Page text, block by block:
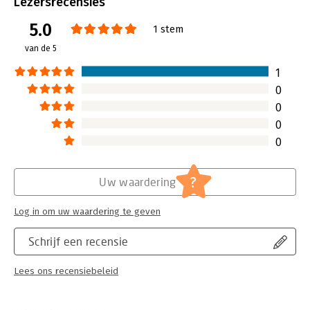
Verschijningsdatum:
31-5-2017
Hoofdrubriek:
Jongbloed:
Bestuurdersaansprakelijkheid
Serie:
5.0
van de 5
1 stem
1
0
0
0
0
Schrijf een recensie
Lees ons recensiebeleid
Uw waardering ?
Log in om uw waardering te geven